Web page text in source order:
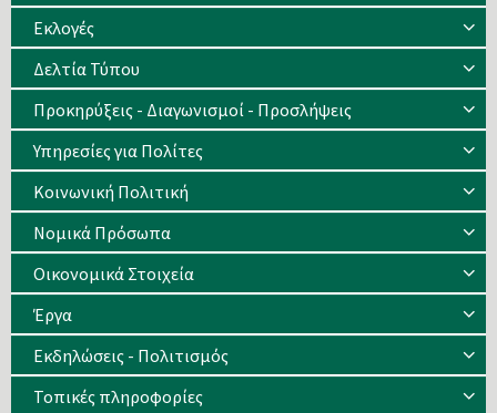
Eκλογές
Δελτία Τύπου
Προκηρύξεις - Διαγωνισμοί - Προσλήψεις
Υπηρεσίες για Πολίτες
Κοινωνική Πολιτική
Νομικά Πρόσωπα
Οικονομικά Στοιχεία
Έργα
Εκδηλώσεις - Πολιτισμός
Τοπικές πληροφορίες